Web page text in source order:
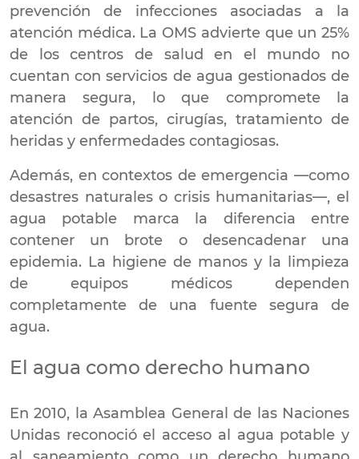
prevención de infecciones asociadas a la
atención médica. La OMS advierte que un 25%
de los centros de salud en el mundo no
cuentan con servicios de agua gestionados de
manera segura, lo que compromete la
atención de partos, cirugías, tratamiento de
heridas y enfermedades contagiosas.
Además, en contextos de emergencia —como
desastres naturales o crisis humanitarias—, el
agua potable marca la diferencia entre
contener un brote o desencadenar una
epidemia. La higiene de manos y la limpieza
de equipos médicos dependen
completamente de una fuente segura de
agua.
El agua como derecho humano
En 2010, la Asamblea General de las Naciones
Unidas reconoció el acceso al agua potable y